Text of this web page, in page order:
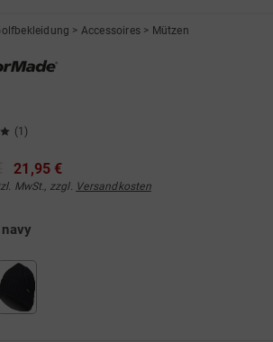
> Accessoires> Mützen
(1)
21,95 €
MwSt., zzgl. Versandkosten
navy